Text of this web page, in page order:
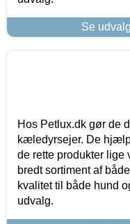
Se
Hos Petlux.dk gør de
kæledyrsejer. De
de rette produkter lige
bredt sortiment af
kvalitet til både hund
udvalg.